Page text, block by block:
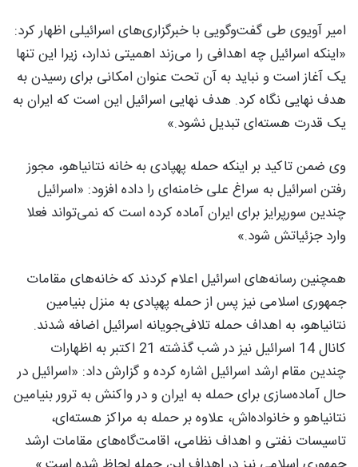
امیر آویوی طی گفت‌وگویی با خبرگزاری‌های اسرائیلی اظهار کرد:
«اینکه اسرائیل چه اهدافی را می‌زند اهمیتی ندارد، زیرا این تنها
یک آغاز است و نباید به آن تحت عنوان امکانی برای رسیدن به
هدف نهایی نگاه کرد. هدف نهایی اسرائیل این است که ایران به
یک قدرت هسته‌ای تبدیل نشود.»
وی ضمن تاکید بر اینکه حمله پهپادی به خانه نتانیاهو، مجوز
رفتن اسرائیل به سراغ علی خامنه‌ای را داده افزود: «اسرائیل
چندین سورپرایز برای ایران آماده کرده است که نمی‌تواند فعلا
وارد جزئیاتش شود.»
همچنین رسانه‌های اسرائیل اعلام کردند که خانه‌های مقامات
جمهوری اسلامی نیز پس از حمله پهپادی به منزل بنیامین
نتانیاهو، به اهداف حمله تلافی‌جویانه اسرائیل اضافه شدند.
کانال 14 اسرائیل نیز در شب گذشته 21 اکتبر به اظهارات
چندین مقام ارشد اسرائیل اشاره کرده و گزارش داد: «اسرائیل در
حال آماده‌سازی برای حمله به ایران و در واکنش به ترور بنیامین
نتانیاهو و خانواده‌اش، علاوه بر حمله به مراکز هسته‌ای،
تاسیسات نفتی و اهداف نظامی، اقامت‌گاه‌های مقامات ارشد